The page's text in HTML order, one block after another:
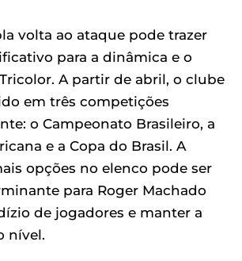
volta ao ataque pode trazer
para a dinâmica e o
A partir de abril, o clube
em três competições
o Campeonato Brasileiro, a
e a Copa do Brasil. A
opções no elenco pode ser
para Roger Machado
de jogadores e manter a
nível.